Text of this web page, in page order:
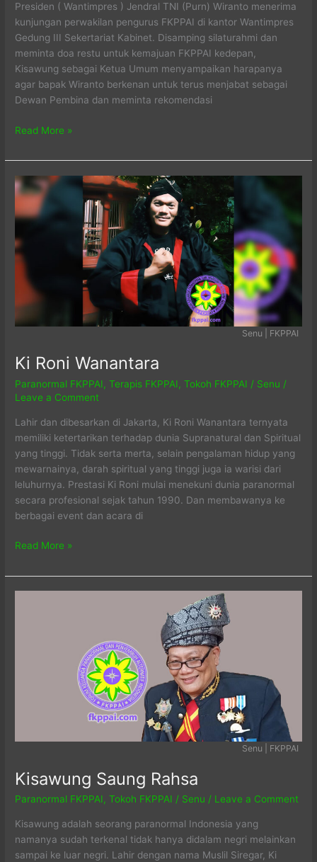
Presiden ( Wantimpres ) Jendral TNI (Purn) Wiranto menerima
kunjungan perwakilan pengurus FKPPAI di kantor Wantimpres
Gedung III Sekertariat Kabinet. Disamping silaturahmi dan
meminta doa restu untuk kemajuan FKPPAI kedepan,
Kisawung sebagai Ketua Umum menyampaikan harapanya
agar bapak Wiranto berkenan untuk terus menjabat sebagai
Dewan Pembina dan meminta rekomendasi
21
menjabat,
Jendral
Wiranto
sambut
baik
FKPPAI
Read More »
Senu | FKPPAI
Ki Roni Wanantara
Paranormal FKPPAI,Terapis FKPPAI,Tokoh FKPPAI / Senu /
Leave a Comment
Lahir dan dibesarkan di Jakarta, Ki Roni Wanantara ternyata
memiliki ketertarikan terhadap dunia Supranatural dan Spiritual
yang tinggi. Tidak serta merta, selain pengalaman hidup yang
mewarnainya, darah spiritual yang tinggi juga ia warisi dari
leluhurnya. Prestasi Ki Roni mulai menekuni dunia paranormal
secara profesional sejak tahun 1990. Dan membawanya ke
berbagai event dan acara di
Ki
Wanantara
Read More »
Senu | FKPPAI
Kisawung Saung Rahsa
Paranormal FKPPAI,Tokoh FKPPAI / Senu / Leave a Comment
Kisawung adalah seorang paranormal Indonesia yang
namanya sudah terkenal tidak hanya didalam negri melainkan
sampai ke luar negri. Lahir dengan nama Muslil Siregar, Ki